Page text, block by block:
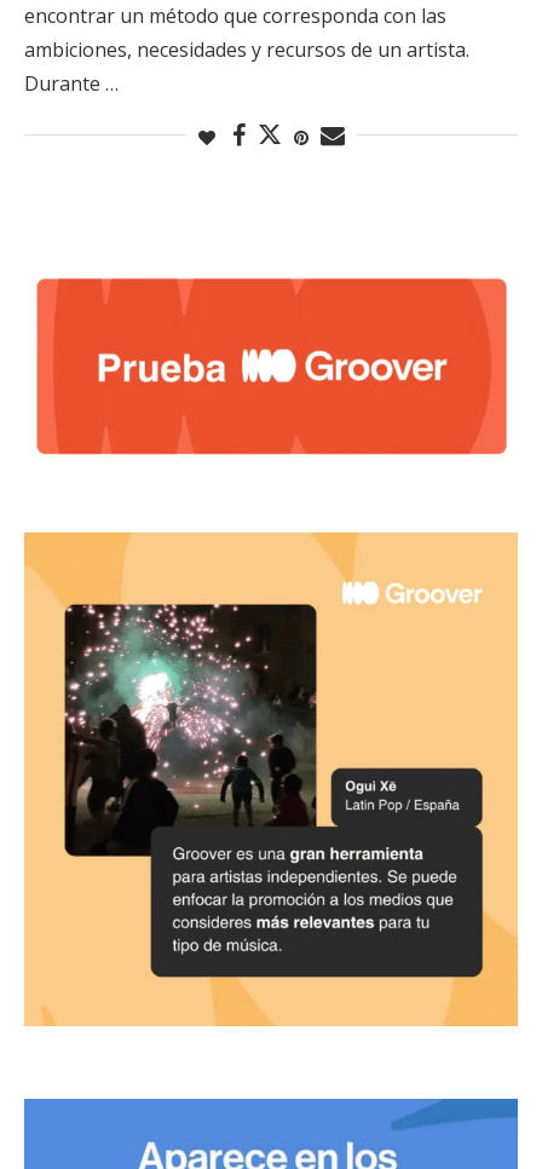
encontrar un método que corresponda con las
ambiciones, necesidades y recursos de un artista.
Durante …